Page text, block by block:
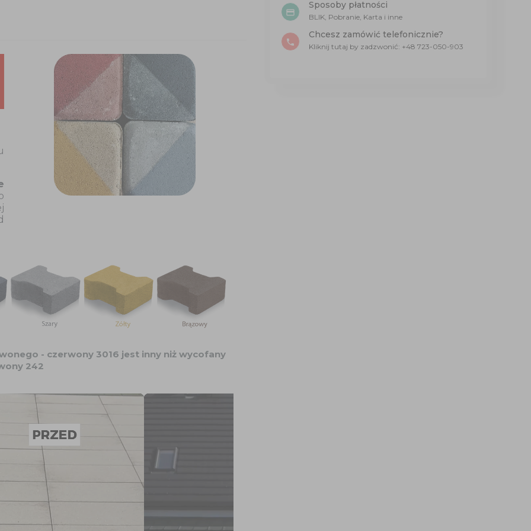
- czerwony 3016 jest inny niż wycofany
242
credit_card
Sposoby płatności
BLIK, Pobranie, Karta i inne
phone
Chcesz zamówić telefonicznie?
Kliknij tutaj by zadzwonić: +48 723-050-903